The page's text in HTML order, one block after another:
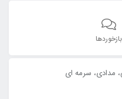
بازخوردها
مدادی، سرمه ای